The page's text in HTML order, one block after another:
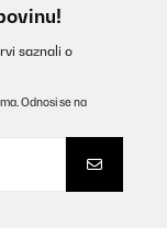
POTVRĐENI PREGLED
Duschen auf
sehr gut
saznali o
Odnosi se na